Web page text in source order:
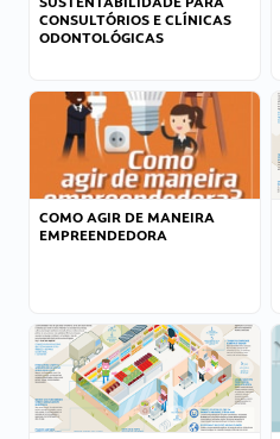
CONSULTÓRIOS E CLÍNICAS
ODONTOLÓGICAS
COMO AGIR DE MANEIRA
EMPREENDEDORA